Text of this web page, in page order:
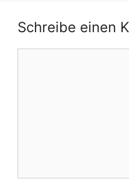
Schreibe einen